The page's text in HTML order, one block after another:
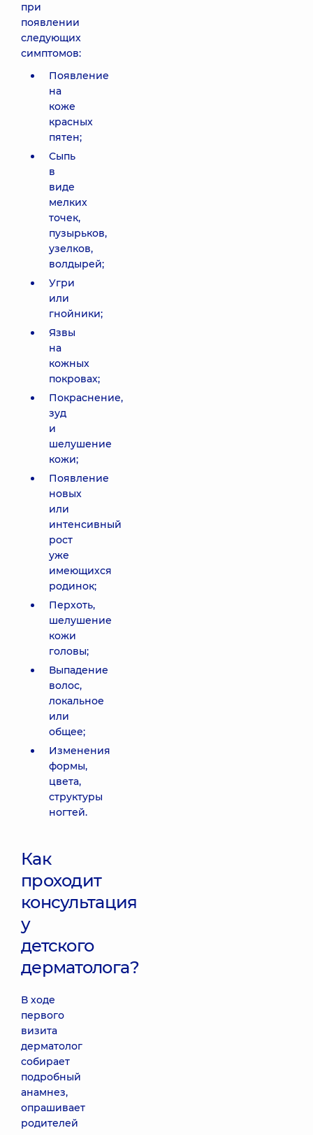
при
появлении
следующих
симптомов:
Появление
на
коже
красных
пятен;
Сыпь
в
виде
мелких
точек,
пузырьков,
узелков,
волдырей;
Угри
или
гнойники;
Язвы
на
кожных
покровах;
Покраснение,
зуд
и
шелушение
кожи;
Появление
новых
или
интенсивный
рост
уже
имеющихся
родинок;
Перхоть,
шелушение
кожи
головы;
Выпадение
волос,
локальное
или
общее;
Изменения
формы,
цвета,
структуры
ногтей.
Как
проходит
консультация
у
детского
дерматолога?
В ходе
первого
визита
дерматолог
собирает
подробный
анамнез,
опрашивает
родителей